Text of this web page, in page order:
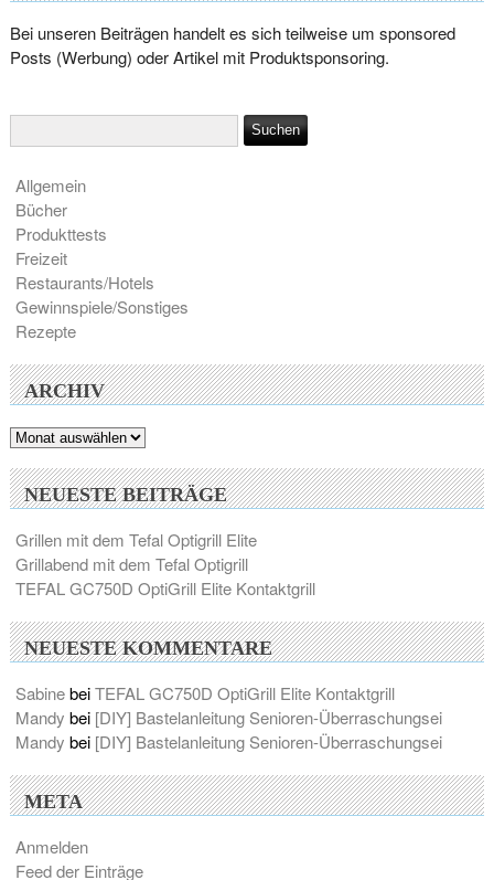
Bei unseren Beiträgen handelt es sich teilweise um sponsored
Posts (Werbung) oder Artikel mit Produktsponsoring.
Allgemein
Bücher
Produkttests
Freizeit
Restaurants/Hotels
Gewinnspiele/Sonstiges
Rezepte
ARCHIV
Archiv
NEUESTE BEITRÄGE
Grillen mit dem Tefal Optigrill Elite
Grillabend mit dem Tefal Optigrill
TEFAL GC750D OptiGrill Elite Kontaktgrill
NEUESTE KOMMENTARE
SabinebeiTEFAL GC750D OptiGrill Elite Kontaktgrill
Mandy bei [DIY] Bastelanleitung Senioren-Überraschungsei
Mandy bei [DIY] Bastelanleitung Senioren-Überraschungsei
META
Anmelden
Feed der Einträge